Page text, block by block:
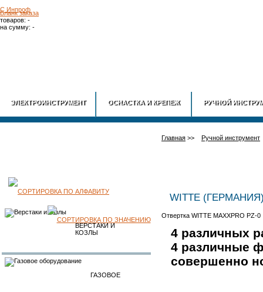
Бланк заказа
товаров: -
на сумму: -
ЭЛЕКТРОИНСТРУМЕНТ ОСНАСТКА И КРЕПЕЖ РУЧНОЙ
ПРОДУКЦИИ
ВЕРСТАКИ И
КОЗЛЫ
ГАЗОВОЕ
Главная >> Ручной инструмент
WITTE
Отвертка WITTE MAXXPRO PZ-0
4 различных
4 различные
совершенно